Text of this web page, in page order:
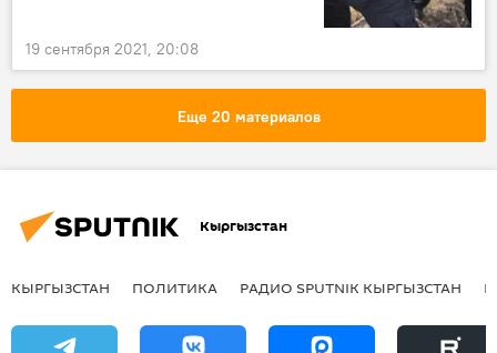
19 сентября 2021, 20:08
Еще 20 материалов
Кыргызстан
КЫРГЫЗСТАН ПОЛИТИКА РАДИО SPUTNIK КЫРГЫЗСТАН